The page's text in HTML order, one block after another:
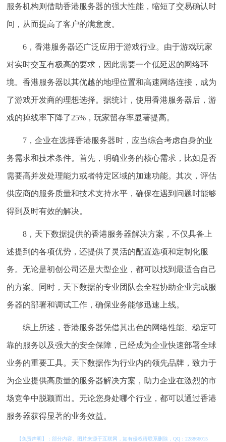
服务机构则借助香港服务器的强大性能，缩短了交易确认时
间，从而提高了客户的满意度。
6，香港服务器还广泛应用于游戏行业。由于游戏玩家
对实时交互有极高的要求，因此需要一个低延迟的网络环
境。香港服务器以其优越的地理位置和高速网络连接，成为
了游戏开发商的理想选择。据统计，使用香港服务器后，游
戏的掉线率下降了25%，玩家留存率显著提高。
7，企业在选择香港服务器时，应当综合考虑自身的业
务需求和技术条件。首先，明确业务的核心需求，比如是否
需要高并发处理能力或者特定区域的加速功能。其次，评估
供应商的服务质量和技术支持水平，确保在遇到问题时能够
得到及时有效的解决。
8，天下数据提供的香港服务器解决方案，不仅具备上
述提到的各项优势，还提供了灵活的配置选项和定制化服
务。无论是初创公司还是大型企业，都可以找到最适合自己
的方案。同时，天下数据的专业团队会全程协助企业完成服
务器的部署和调试工作，确保业务能够迅速上线。
综上所述，香港服务器凭借其出色的网络性能、稳定可
靠的服务以及强大的安全保障，已经成为企业快速部署全球
业务的重要工具。天下数据作为行业内的领先品牌，致力于
为企业提供高质量的服务器解决方案，助力企业在激烈的市
场竞争中脱颖而出。无论您身处哪个行业，都可以通过香港
服务器获得显著的业务效益。
【免责声明】：部分内容、图片来源于互联网，如有侵权请联系删除，QQ：228866015